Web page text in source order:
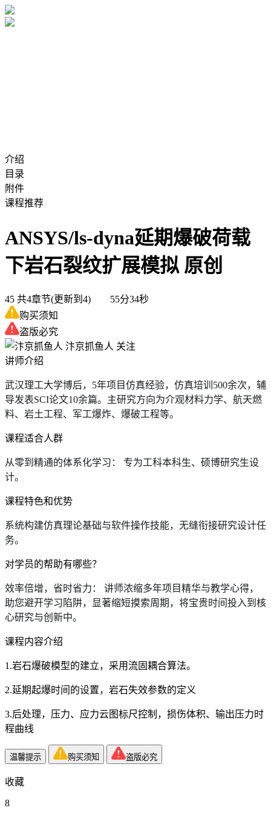
介绍
目录
附件
课程推荐
ANSYS/ls-dyna延期爆破荷载
下岩石裂纹扩展模拟 原创
45 共4章节(更新到4) 55分34秒
购买须知
盗版必究
汴京抓鱼人 关注
讲师介绍
武汉理工大学博后，5年项目仿真经验，仿真培训500余次，辅
导发表SCI论文10余篇。主研究方向为介观材料力学、航天燃
料、岩土工程、军工爆炸、爆破工程等。
课程适合人群
从零到精通的体系化学习： 专为工科本科生、硕博研究生设
计。
课程特色和优势
系统构建仿真理论基础与软件操作技能，无缝衔接研究设计任
务。
对学员的帮助有哪些？
效率倍增，省时省力： 讲师浓缩多年项目精华与教学心得，
助您避开学习陷阱，显著缩短摸索周期，将宝贵时间投入到核
心研究与创新中。
课程内容介绍
1.岩石爆破模型的建立，采用流固耦合算法。
2.延期起爆时间的设置，岩石失效参数的定义
3.后处理，压力、应力云图标尺控制，损伤体积、输出压力时
程曲线
温馨提示 购买须知 盗版必究
收藏
8